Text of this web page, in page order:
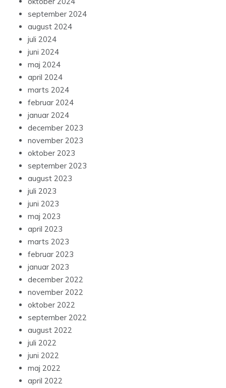
september 2024
august 2024
juli 2024
juni 2024
maj 2024
april 2024
marts 2024
februar 2024
januar 2024
december 2023
november 2023
oktober 2023
september 2023
august 2023
juli 2023
juni 2023
maj 2023
april 2023
marts 2023
februar 2023
januar 2023
december 2022
november 2022
oktober 2022
september 2022
august 2022
juli 2022
juni 2022
maj 2022
april 2022